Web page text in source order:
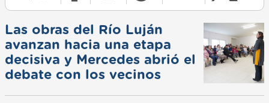
Las obras del Río Luján
avanzan hacia una etapa
decisiva y Mercedes abrió el
debate con los vecinos